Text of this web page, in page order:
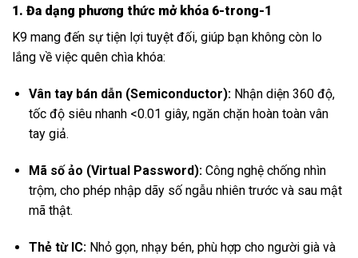
1. Đa dạng phương thức mở khóa 6-trong-1
K9 mang đến sự tiện lợi tuyệt đối, giúp bạn không còn lo
lắng về việc quên chìa khóa:
Vân tay bán dẫn (Semiconductor):Nhận diện 360 độ,
tốc độ siêu nhanh <0.01 giây, ngăn chặn hoàn toàn vân
tay giả.
Mã số ảo (Virtual Password):Công nghệ chống nhìn
trộm, cho phép nhập dãy số ngẫu nhiên trước và sau mật
mã thật.
Thẻ từ IC:Nhỏ gọn, nhạy bén, phù hợp cho người già và